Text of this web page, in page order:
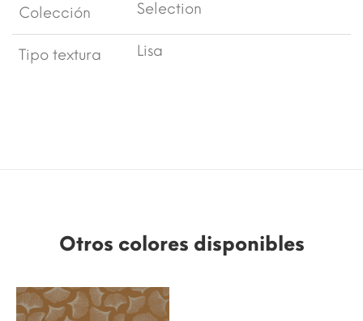
Colección Selection
Tipo textura Lisa
Otros colores disponibles